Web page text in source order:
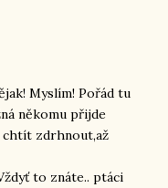
Myslím! Pořád tu
někomu přijde
chtít zdrhnout,až
to znáte.. ptáci